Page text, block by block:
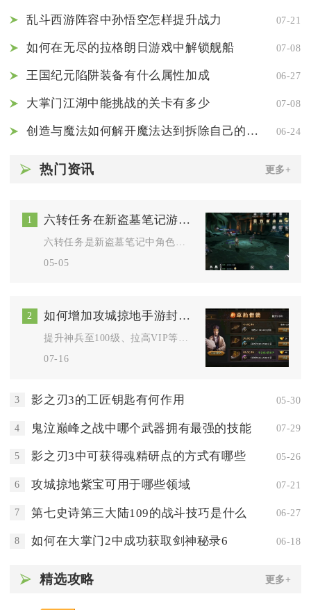
乱斗西游阵容中孙悟空怎样提升战力 07-21
如何在无尽的拉格朗日游戏中解锁舰船 07-08
王国纪元陷阱装备有什么属性加成 06-27
大掌门江湖中能挑战的关卡有多少 07-08
创造与魔法如何解开魔法达到拆除自己的家园 06-24
热门资讯 更多+
1 六转任务在新盗墓笔记游戏中有哪些
05-05
2 如何增加攻城掠地手游封地次数的限制
提升神兵至100级、拉高VIP等级、囤积封地补给道具、解锁联...
07-16
3 影之刃3的工匠钥匙有何作用 05-30
4 鬼泣巅峰之战中哪个武器拥有最强的技能 07-29
5 影之刃3中可获得魂精研点的方式有哪些 05-26
6 攻城掠地紫宝可用于哪些领域 07-21
7 第七史诗第三大陆109的战斗技巧是什么 06-27
8 如何在大掌门2中成功获取剑神秘录6 06-18
精选攻略 更多+